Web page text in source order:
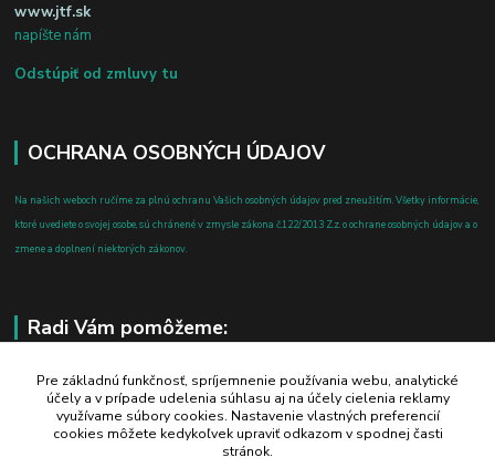
www.jtf.sk
napíšte nám
Odstúpiť od zmluvy tu
OCHRANA OSOBNÝCH ÚDAJOV
Na našich weboch ručíme za plnú ochranu Vašich osobných údajov pred zneužitím. Všetky informácie,
ktoré uvediete o svojej osobe, sú chránené v zmysle zákona č.122/2013 Z.z. o ochrane osobných údajov a o
zmene a doplnení niektorých zákonov.
Radi Vám pomôžeme:
+421 908 700 612
po-pia: 8.00 - 16.00
business@jtf.sk
Pre základnú funkčnosť, spríjemnenie používania webu, analytické
účely a v prípade udelenia súhlasu aj na účely cielenia reklamy
využívame súbory cookies. Nastavenie vlastných preferencií
cookies môžete kedykoľvek upraviť odkazom v spodnej časti
stránok.